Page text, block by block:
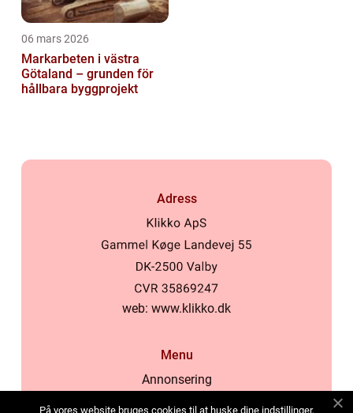
06 mars 2026
Markarbeten i västra
Götaland – grunden för
hållbara byggprojekt
Adress
web: www.klikko.dk
Menu
Annonsering
På vores website bruges cookies til at huske dine indstillinger,